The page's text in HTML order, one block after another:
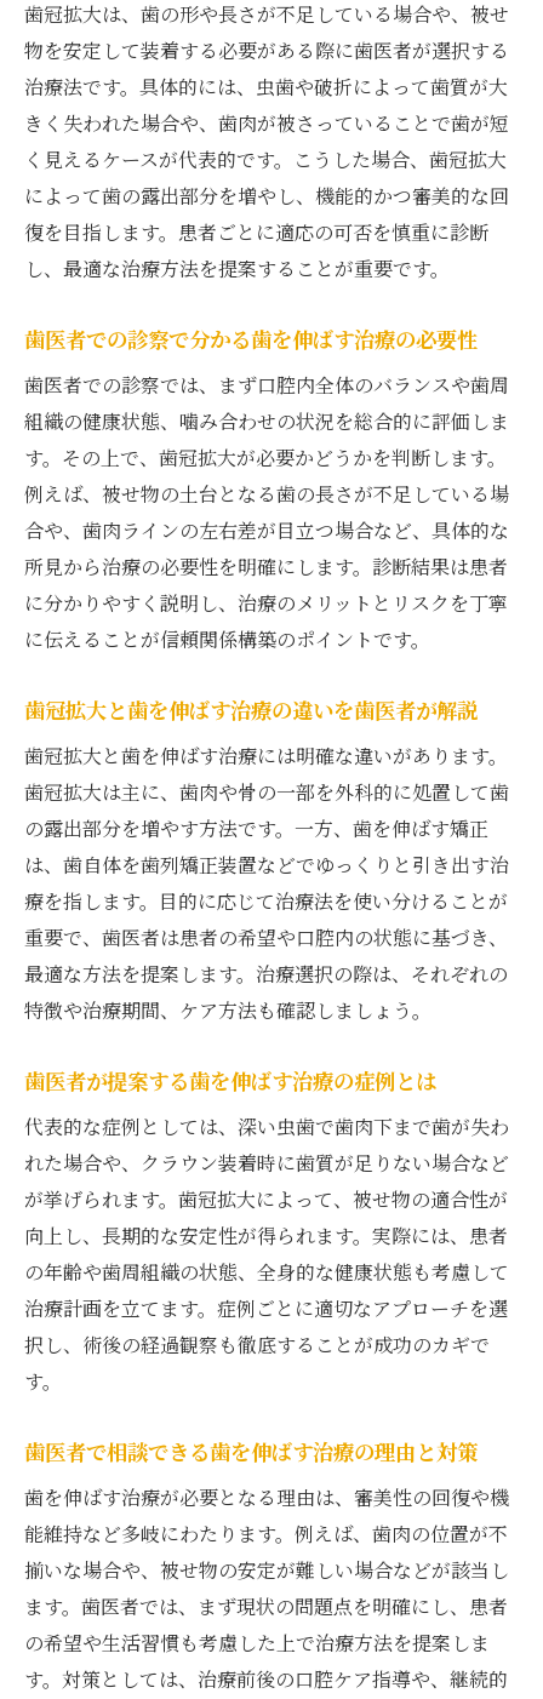
歯医者の説明で分かるクラウンレングスニ
ング費用内訳
クラウンレングスニング費用と歯医者の対
応の違い
歯医者で納得できるクラウンレングスニン
グ費用相談
効率的に治療したい方への歯医者選び
歯医者で一気に治療を進めるための選び方
忙しい方に最適な歯医者の治療効率アップ
歯医者のスケジュール調整で無駄なく治療
する方法
歯医者選びで時短治療が可能なポイントを
解説
歯冠拡大を効率的に受けられる歯医者の特
徴
歯医者の相談で効率よく治療計画を立てる
治療後のケアと長持ちする歯の秘訣
歯医者で教わる治療後ケアと歯を長持ちさ
せる方法
歯医者が推奨する歯冠拡大後のホームケア
ポイント
治療後のアフターケアを歯医者と一緒に進
めるメリット
歯医者で相談できる治療後の痛みや腫れ対
策
歯冠拡大後も歯医者で定期的にメンテナン
歯医者が伝える長持ちする歯の秘訣と日常
習慣
歯冠拡大は、歯の形や長さが不足している場合や、被せ
物を安定して装着する必要がある際に歯医者が選択する
治療法です。具体的には、虫歯や破折によって歯質が大
きく失われた場合や、歯肉が被さっていることで歯が短
く見えるケースが代表的です。こうした場合、歯冠拡大
によって歯の露出部分を増やし、機能的かつ審美的な回
復を目指します。患者ごとに適応の可否を慎重に診断
し、最適な治療方法を提案することが重要です。
歯医者での診察で分かる歯を伸ばす治療の必要性
歯医者での診察では、まず口腔内全体のバランスや歯周
組織の健康状態、噛み合わせの状況を総合的に評価しま
す。その上で、歯冠拡大が必要かどうかを判断します。
例えば、被せ物の土台となる歯の長さが不足している場
合や、歯肉ラインの左右差が目立つ場合など、具体的な
所見から治療の必要性を明確にします。診断結果は患者
に分かりやすく説明し、治療のメリットとリスクを丁寧
に伝えることが信頼関係構築のポイントです。
歯冠拡大と歯を伸ばす治療の違いを歯医者が解説
歯冠拡大と歯を伸ばす治療には明確な違いがあります。
歯冠拡大は主に、歯肉や骨の一部を外科的に処置して歯
の露出部分を増やす方法です。一方、歯を伸ばす矯正
は、歯自体を歯列矯正装置などでゆっくりと引き出す治
療を指します。目的に応じて治療法を使い分けることが
重要で、歯医者は患者の希望や口腔内の状態に基づき、
最適な方法を提案します。治療選択の際は、それぞれの
特徴や治療期間、ケア方法も確認しましょう。
歯医者が提案する歯を伸ばす治療の症例とは
代表的な症例としては、深い虫歯で歯肉下まで歯が失わ
れた場合や、クラウン装着時に歯質が足りない場合など
が挙げられます。歯冠拡大によって、被せ物の適合性が
向上し、長期的な安定性が得られます。実際には、患者
の年齢や歯周組織の状態、全身的な健康状態も考慮して
治療計画を立てます。症例ごとに適切なアプローチを選
択し、術後の経過観察も徹底することが成功のカギで
す。
歯医者で相談できる歯を伸ばす治療の理由と対策
歯を伸ばす治療が必要となる理由は、審美性の回復や機
能維持など多岐にわたります。例えば、歯肉の位置が不
揃いな場合や、被せ物の安定が難しい場合などが該当し
ます。歯医者では、まず現状の問題点を明確にし、患者
の希望や生活習慣も考慮した上で治療方法を提案しま
す。対策としては、治療前後の口腔ケア指導や、継続的